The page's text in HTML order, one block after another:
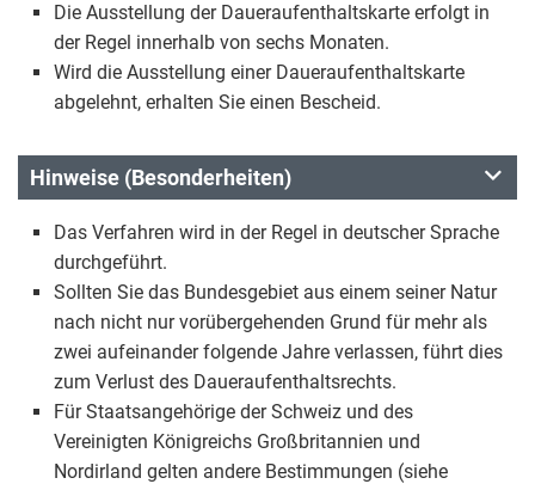
Die Ausstellung der Daueraufenthaltskarte erfolgt in
der Regel innerhalb von sechs Monaten.
Wird die Ausstellung einer Daueraufenthaltskarte
abgelehnt, erhalten Sie einen Bescheid.
Hinweise (Besonderheiten)
Das Verfahren wird in der Regel in deutscher Sprache
durchgeführt.
Sollten Sie das Bundesgebiet aus einem seiner Natur
nach nicht nur vorübergehenden Grund für mehr als
zwei aufeinander folgende Jahre verlassen, führt dies
zum Verlust des Daueraufenthaltsrechts.
Für Staatsangehörige der Schweiz und des
Vereinigten Königreichs Großbritannien und
Nordirland gelten andere Bestimmungen (siehe